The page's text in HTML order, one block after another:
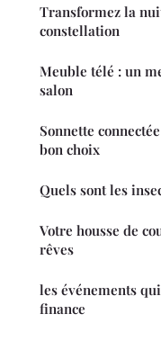
Transformez la
constellation
Meuble télé : un
salon
Sonnette
bon choix
Quels sont les
Votre housse de
rêves
les événements
finance